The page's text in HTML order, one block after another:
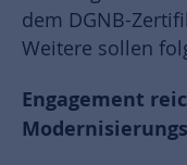
dem DGNB-
Weitere sollen
Engagement